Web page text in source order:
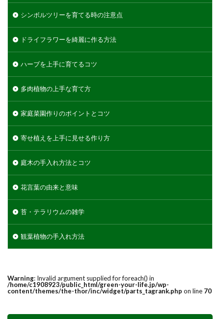
シンボルツリーを育てる時の注意点
ドライフラワーを綺麗に作る方法
ハーブを上手に育てるコツ
多肉植物の上手な育て方
家庭菜園作りのポイントとコツ
寄せ植えを上手に見せる作り方
庭木の手入れ方法とコツ
花言葉の由来と意味
苔・テラリウムの雑学
観葉植物の手入れ方法
Warning: Invalid argument supplied for foreach() in
/home/c1908923/public_html/green-your-life.jp/wp-
content/themes/the-thor/inc/widget/parts_tagrank.php on line 70